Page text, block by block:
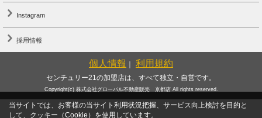
Instagram
採用情報
個人情報 ｜ 利用規約
センチュリー21の加盟店は、すべて独立・自営です。
Copyright(c) 株式会社グローバル不動産販売 京都店 All rights reserved.
当サイトでは、お客様の当サイト利用状況把握、サービス向上検討を目的と
して、クッキー（Cookie）を使用しています。